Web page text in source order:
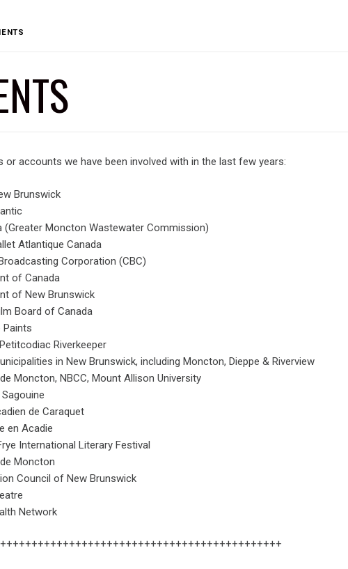
or accounts we have been involved with in the last few years:
Brunswick
(Greater Moncton Wastewater Commission)
Atlantique Canada
Corporation (CBC)
of Canada
of New Brunswick
Board of Canada
Paints
Riverkeeper
in New Brunswick, including Moncton, Dieppe & Riverview
Moncton, NBCC, Mount Allison University
de Caraquet
en Acadie
International Literary Festival
Moncton
Council of New Brunswick
Network